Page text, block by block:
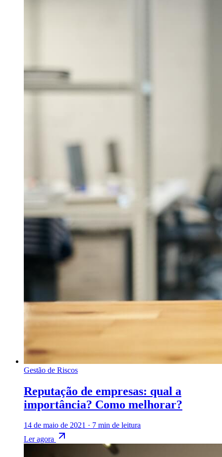
Gestão de Riscos
Reputação de empresas: qual a
importância? Como melhorar?
14 de maio de 2021 · 7 min de leitura
Ler agora